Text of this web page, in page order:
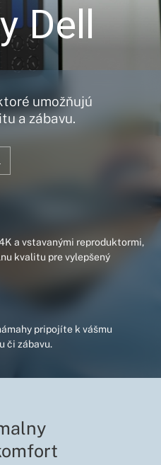
Dell
umožňujú
a zábavu.
a vstavanými reproduktormi,
kvalitu pre vylepšený
pripojíte k vášmu
či zábavu.